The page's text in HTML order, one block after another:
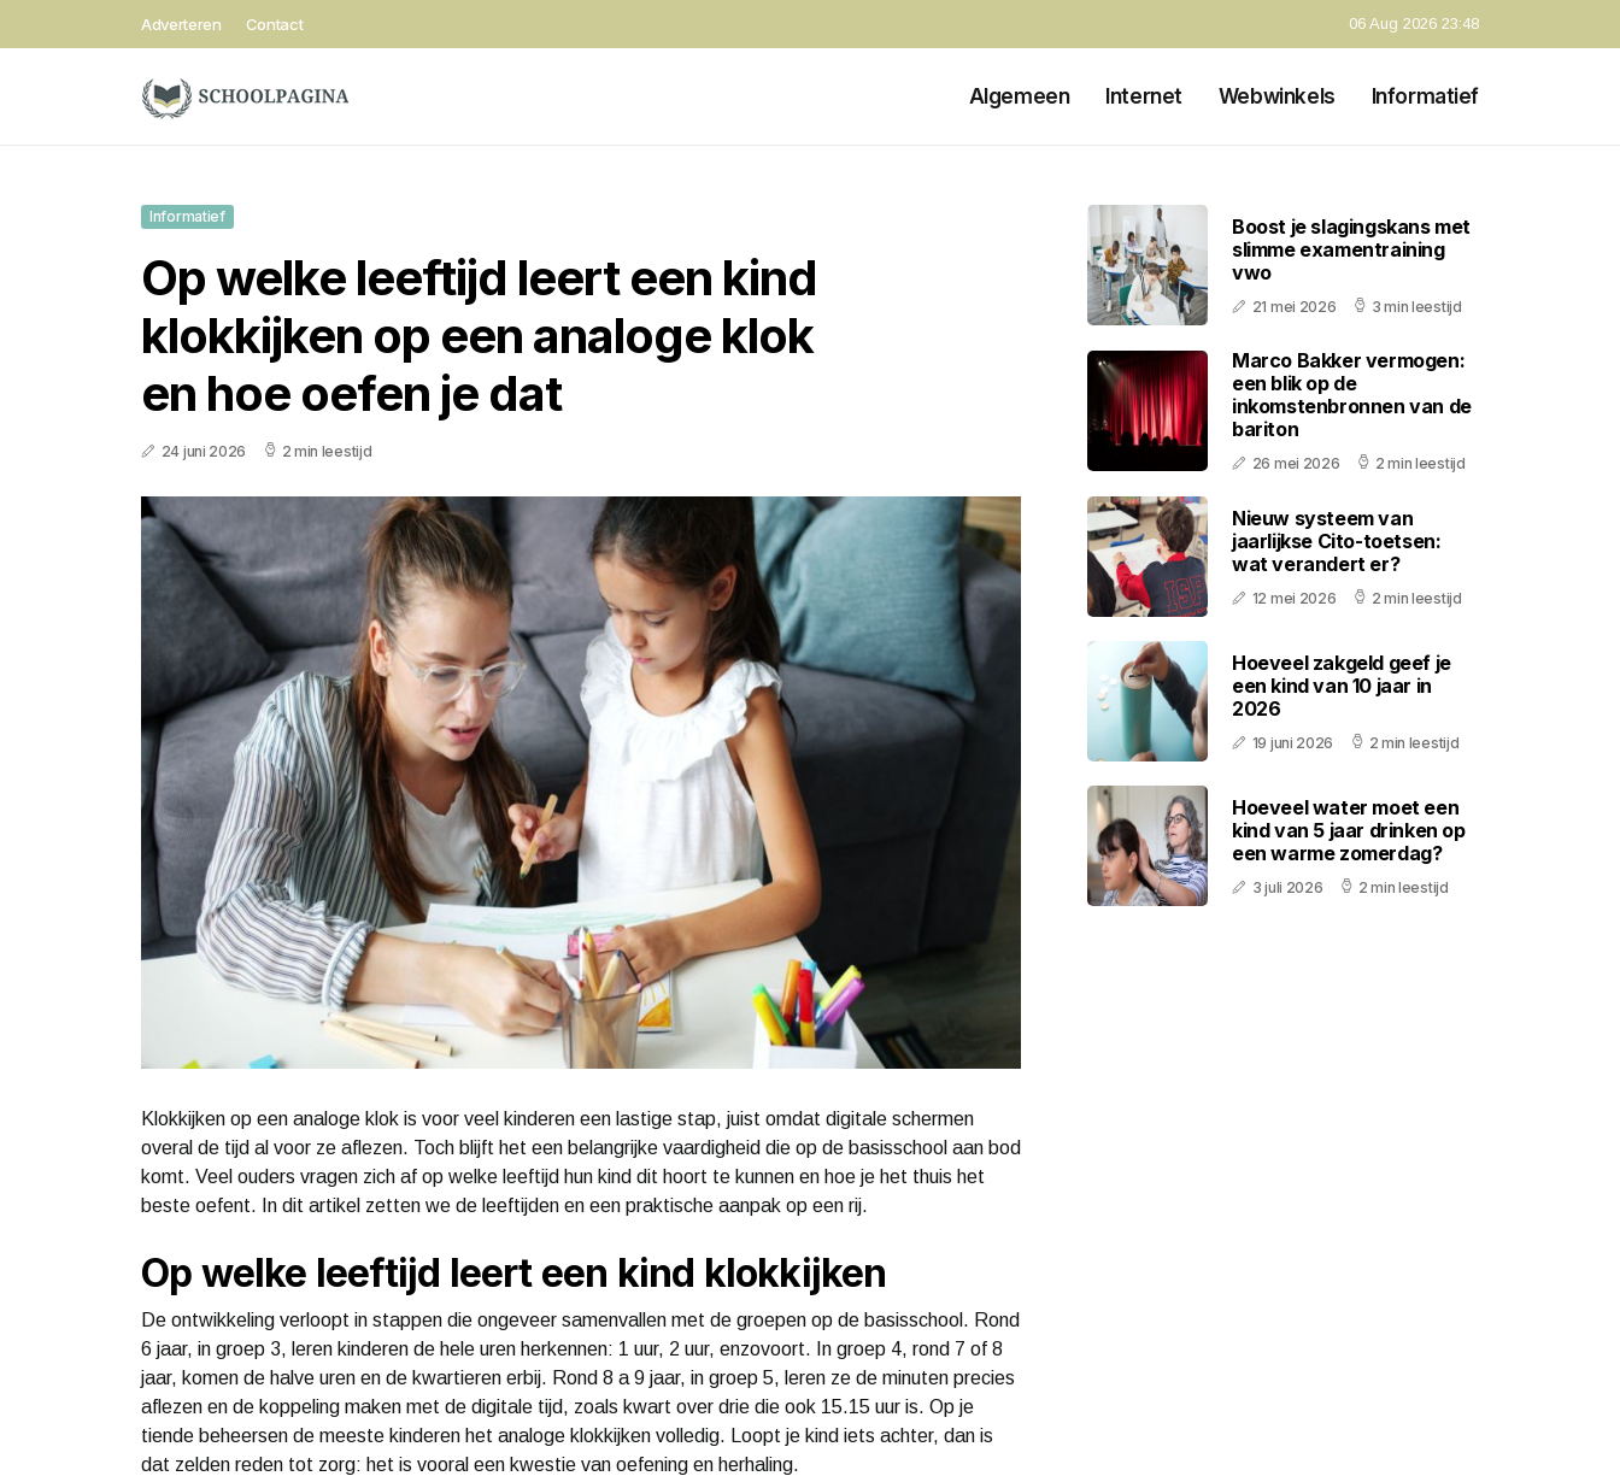
Adverteren Contact 06 Aug 2026 23:48
Algemeen Internet Webwinkels Informatief
Informatief
Op welke leeftijd leert een kind
klokkijken op een analoge klok
en hoe oefen je dat
24 juni 2026 2 min leestijd
Klokkijken op een analoge klok is voor veel kinderen een lastige stap, juist omdat digitale schermen
overal de tijd al voor ze aflezen. Toch blijft het een belangrijke vaardigheid die op de basisschool aan bod
komt. Veel ouders vragen zich af op welke leeftijd hun kind dit hoort te kunnen en hoe je het thuis het
beste oefent. In dit artikel zetten we de leeftijden en een praktische aanpak op een rij.
Op welke leeftijd leert een kind klokkijken
De ontwikkeling verloopt in stappen die ongeveer samenvallen met de groepen op de basisschool. Rond
6 jaar, in groep 3, leren kinderen de hele uren herkennen: 1 uur, 2 uur, enzovoort. In groep 4, rond 7 of 8
jaar, komen de halve uren en de kwartieren erbij. Rond 8 a 9 jaar, in groep 5, leren ze de minuten precies
aflezen en de koppeling maken met de digitale tijd, zoals kwart over drie die ook 15.15 uur is. Op je
tiende beheersen de meeste kinderen het analoge klokkijken volledig. Loopt je kind iets achter, dan is
dat zelden reden tot zorg: het is vooral een kwestie van oefening en herhaling.
Boost je slagingskans met
slimme examentraining
vwo
21 mei 2026 3 min leestijd
Marco Bakker vermogen:
een blik op de
inkomstenbronnen van de
bariton
26 mei 2026 2 min leestijd
Nieuw systeem van
jaarlijkse Cito-toetsen:
wat verandert er?
12 mei 2026 2 min leestijd
Hoeveel zakgeld geef je
een kind van 10 jaar in
2026
19 juni 2026 2 min leestijd
Hoeveel water moet een
kind van 5 jaar drinken op
een warme zomerdag?
3 juli 2026 2 min leestijd